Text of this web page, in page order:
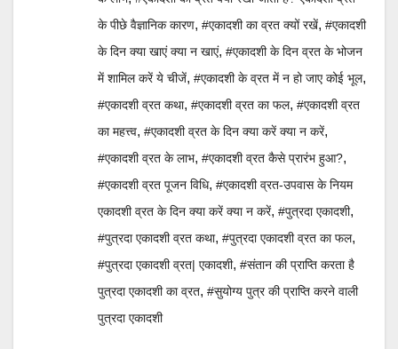
के पीछे वैज्ञानिक कारण, #एकादशी का व्रत क्यों रखें, #एकादशी
के दिन क्या खाएं क्या न खाएं, #एकादशी के दिन व्रत के भोजन
में शामिल करें ये चीजें, #एकादशी के व्रत में न हो जाए कोई भूल,
#एकादशी व्रत कथा, #एकादशी व्रत का फल, #एकादशी व्रत
का महत्त्व, #एकादशी व्रत के दिन क्या करें क्या न करें,
#एकादशी व्रत के लाभ, #एकादशी व्रत कैसे प्रारंभ हुआ?,
#एकादशी व्रत पूजन विधि, #एकादशी व्रत-उपवास के नियम
एकादशी व्रत के दिन क्या करें क्या न करें, #पुत्रदा एकादशी,
#पुत्रदा एकादशी व्रत कथा, #पुत्रदा एकादशी व्रत का फल,
#पुत्रदा एकादशी व्रत| एकादशी, #संतान की प्राप्ति करता है
पुत्रदा एकादशी का व्रत, #सुयोग्य पुत्र की प्राप्ति करने वाली
पुत्रदा एकादशी